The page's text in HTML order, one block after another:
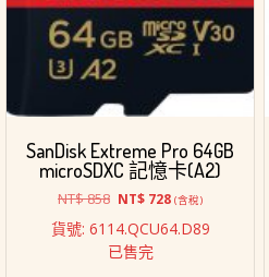
SanDisk Extreme Pro 64GB
microSDXC 記憶卡(A2)
NT$858 原
價
格：
NT$ 728目
價
(含稅)
貨號: 6114.QCU64.D89
已售完